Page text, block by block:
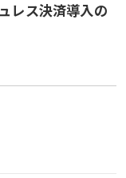
レス決済導入の